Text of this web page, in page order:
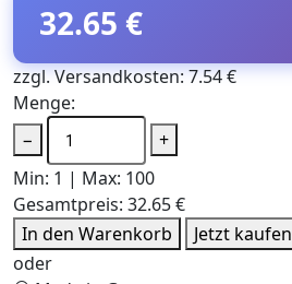
32.65 €
zzgl. Versandkosten: 7.54 €
Menge:
−
+
Min: 1 | Max: 100
Gesamtpreis: 32.65 €
In den Warenkorb
Jetzt kaufen
oder